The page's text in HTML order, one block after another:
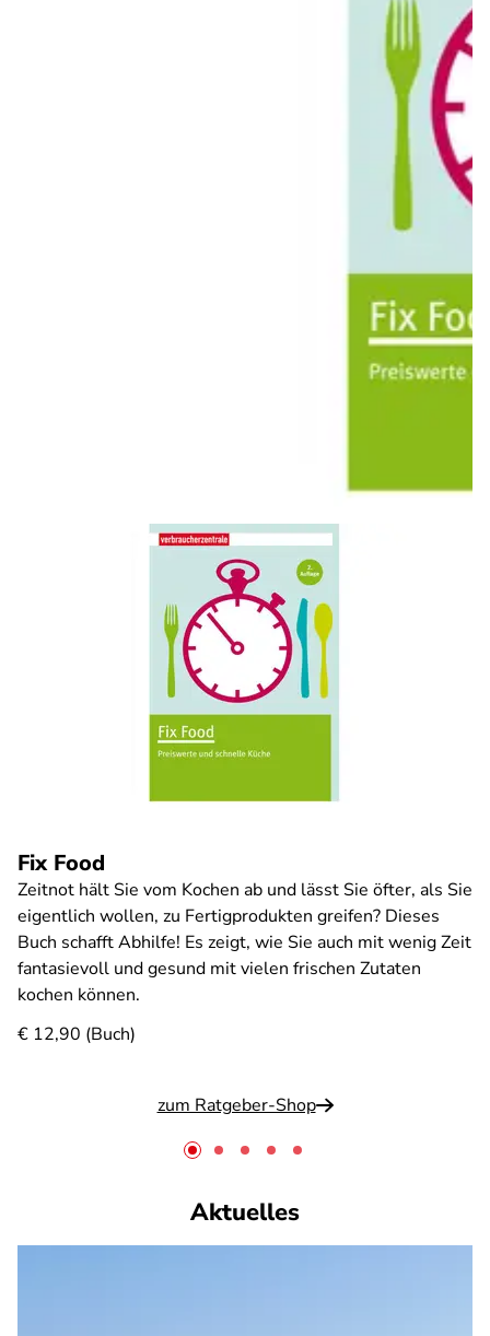
Fix Food
Zeitnot hält Sie vom Kochen ab und lässt Sie öfter, als Sie
eigentlich wollen, zu Fertigprodukten greifen? Dieses
Buch schafft Abhilfe! Es zeigt, wie Sie auch mit wenig Zeit
fantasievoll und gesund mit vielen frischen Zutaten
kochen können.
€ 12,90 (Buch)
zum Ratgeber-Shop
Aktuelles